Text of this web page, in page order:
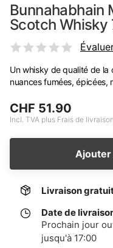
Bunnahabhain
Scotch Whisky
Un whisky de qualité de la
nuances fumées, épicées,
CHF 51.90
Incl. TVA plus Frais de livraison
Ajouter
Livraison
Date de
Prochain jour
jusqu'à 17:00